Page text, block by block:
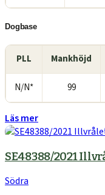
Dogbase
PLL Mankhöjd
N/N* 99
Läs mer
SE48388/2021
Södra